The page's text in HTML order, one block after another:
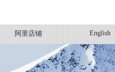
阿里店铺 English